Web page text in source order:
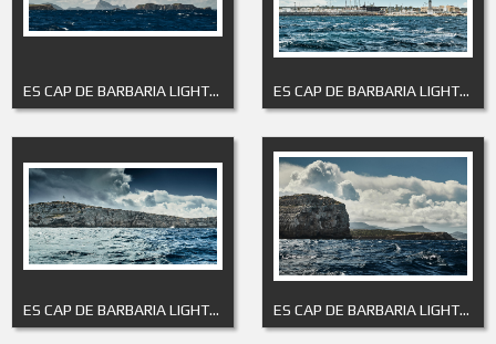
ES CAP DE BARBARIA LIGHTHOUSE 4 ES CAP DE BARBARIA LIGHTHOUSE 5
ES CAP DE BARBARIA LIGHTHOUSE 6 ES CAP DE BARBARIA LIGHTHOUSE 7